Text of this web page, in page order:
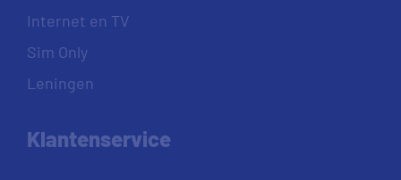
Internet en TV
Sim Only
Leningen
Klantenservice